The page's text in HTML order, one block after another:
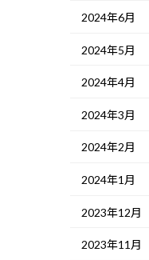
2024年6月
2024年5月
2024年4月
2024年3月
2024年2月
2024年1月
2023年12月
2023年11月